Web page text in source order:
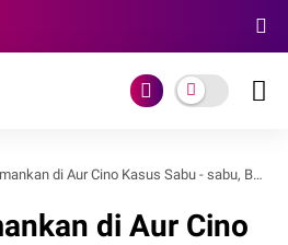
di Aur Cino Kasus Sabu - sabu, Barang Buktinya Segini
di Aur Cino